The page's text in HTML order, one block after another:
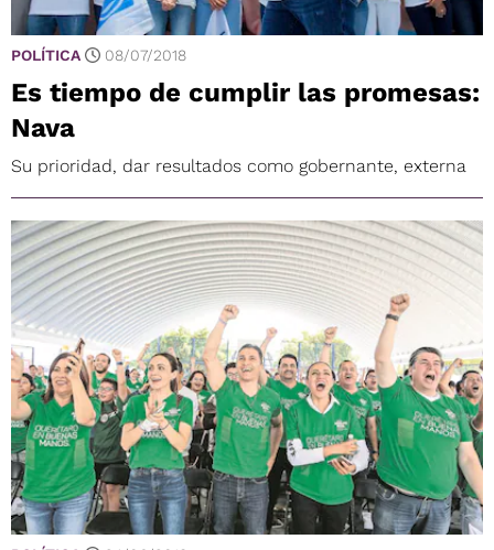
POLÍTICA 08/07/2018
Es tiempo de cumplir las promesas:
Nava
Su prioridad, dar resultados como gobernante, externa